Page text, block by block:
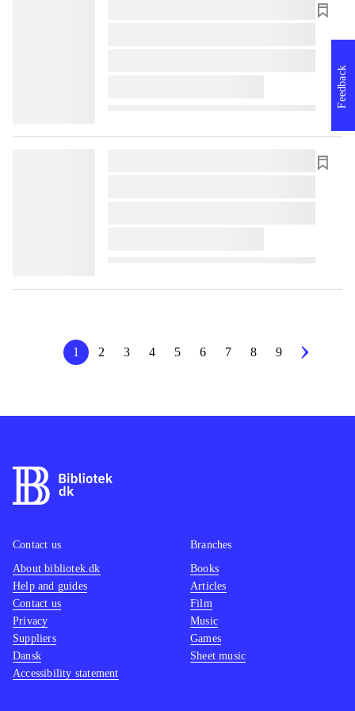
lorem ipsum dolor sit amet ...
lorem ipsum dolor sit amet ...
lorem ipsum dolor sit amet ...
lorem ipsum dolor sit amet ...
1 2 3 4 5 6 7 8 9
Feedback
Contact us
About bibliotek.dk
Help and guides
Contact us
Privacy
Suppliers
Dansk
Accessibility statement
Branches
Books
Articles
Film
Music
Games
Sheet music